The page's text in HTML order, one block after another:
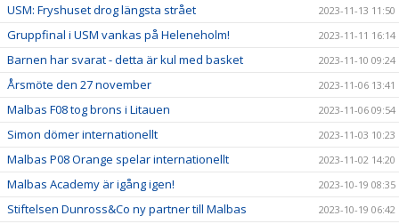
USM: Fryshuset drog längsta strået 2023-11-13 11:50
Gruppfinal i USM vankas på Heleneholm! 2023-11-11 16:14
Barnen har svarat - detta är kul med basket 2023-11-10 09:24
Årsmöte den 27 november 2023-11-06 13:41
Malbas F08 tog brons i Litauen 2023-11-06 09:54
Simon dömer internationellt 2023-11-03 10:23
Malbas P08 Orange spelar internationellt 2023-11-02 14:20
Malbas Academy är igång igen! 2023-10-19 08:35
Stiftelsen Dunross&Co ny partner till Malbas 2023-10-19 06:42